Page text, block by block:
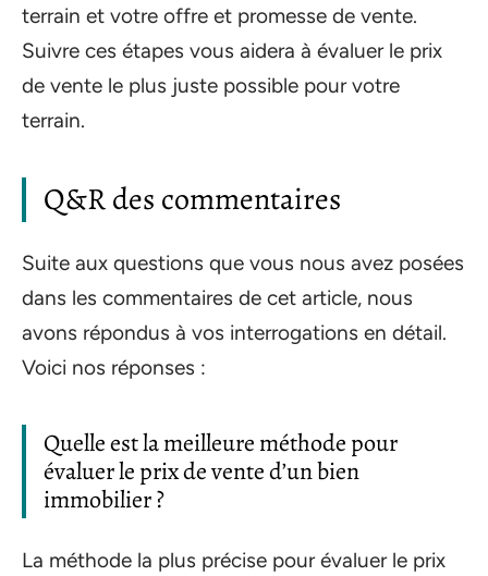
terrain et votre offre et promesse de vente.
Suivre ces étapes vous aidera à évaluer le prix
de vente le plus juste possible pour votre
terrain.
Q&R des commentaires
Suite aux questions que vous nous avez posées
dans les commentaires de cet article, nous
avons répondus à vos interrogations en détail.
Voici nos réponses :
Quelle est la meilleure méthode pour
évaluer le prix de vente d’un bien
immobilier ?
La méthode la plus précise pour évaluer le prix